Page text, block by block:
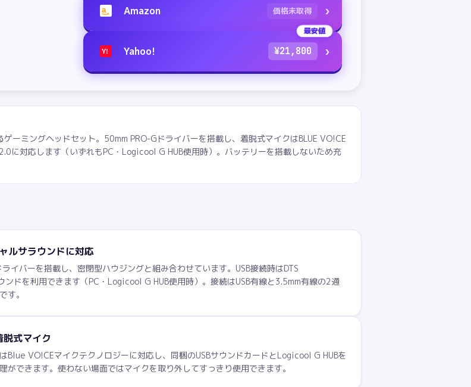
a Amazon 価格未取得 ›
最安値
Y! Yahoo! ¥21,800 ›
ーミングヘッドセット。50mm PRO-Gドライバーを搭載し、着脱式マイクはBLUE VO!CE
に対応します（いずれもPC・Logicool G HUB使用時）。バッテリーを搭載しないため充
ルサラウンドに対応
イバーを搭載し、密閉型ハウジングと組み合わせています。USB接続時はDTS
ドを利用できます（PC・Logicool G HUB使用時）。接続はUSB有線と3.5mm有線の2通
す。
式マイク
Blue VO!CEマイクテクノロジーに対応し、同梱のUSBサウンドカードとLogicool G HUBを
できます。使わない場面ではマイクを取り外してすっきり使用できます。